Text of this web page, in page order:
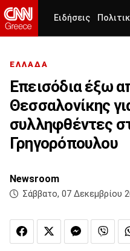
Ειδήσεις
ΕΛΛΑΔΑ
Επεισόδια έξω
Θεσσαλονίκης
συλληφθέντες
Γρηγορόπουλου
Newsroom
Σάββατο, 07 Δεκεμβρίου